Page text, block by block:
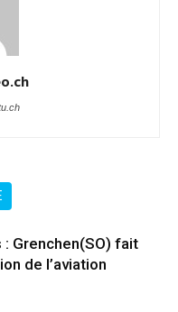
: Grenchen(SO) fait
de l’aviation